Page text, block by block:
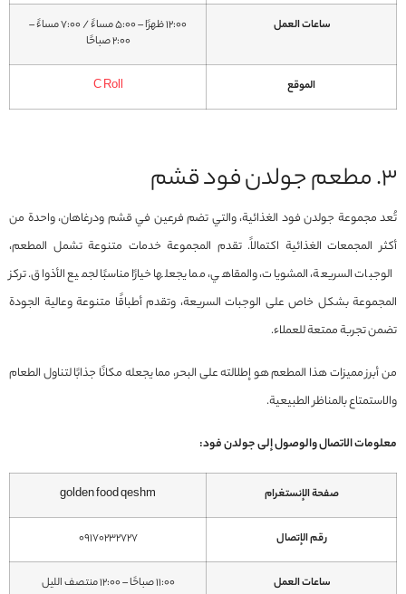
ساعات العمل
12:00 ظهرًا – 5:00 مساءً / 7:00 مساءً –
2:00 صباحًا
الموقع C Roll
3. مطعم جولدن فود قشم
تُعد مجموعة جولدن فود الغذائية، والتي تضم فرعين في قشم ودرغاهان، واحدة من
أكثر المجمعات الغذائية اكتمالاً. تقدم المجموعة خدمات متنوعة تشمل المطعم،
الوجبات السريعة، المشويات، والمقاهي، مما يجعلها خيارًا مناسبًا لجميع الأذواق. تركز
المجموعة بشكل خاص على الوجبات السريعة، وتقدم أطباقًا متنوعة وعالية الجودة
تضمن تجربة ممتعة للعملاء.
من أبرز مميزات هذا المطعم هو إطلالته على البحر، مما يجعله مكانًا جذابًا لتناول الطعام
والاستمتاع بالمناظر الطبيعية.
معلومات الاتصال والوصول إلى جولدن فود:
صفحة الإنستغرام golden food qeshm
رقم الإتصال 09170232727
ساعات العمل 11:00 صباحًا – 12:00 منتصف الليل